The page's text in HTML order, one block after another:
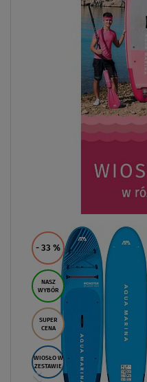
- 33 %
NASZ
WYBÓR
SUPER
CENA
WIOSŁO W
ZESTAWIE